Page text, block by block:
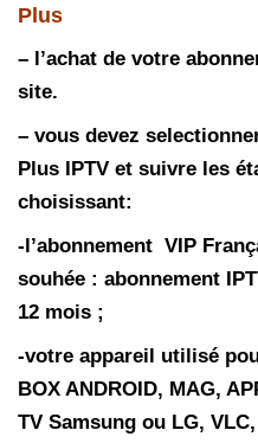
Plus
– l’achat de votre
site.
– vous devez
Plus IPTV et suivre les
choisissant:
-l’abonnement VIP
souhée : abonnement
12 mois ;
-votre appareil utilisé
BOX ANDROID, MAG,
TV Samsung ou LG,